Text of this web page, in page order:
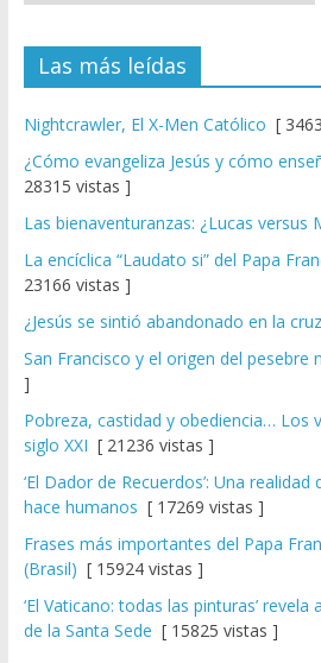
Las más leídas
Nightcrawler, El X-Men Católico [
¿Cómo evangeliza Jesús y cómo
28315 vistas ]
Las bienaventuranzas: ¿Lucas versus
La encíclica “Laudato si” del Papa
23166 vistas ]
¿Jesús se sintió abandonado en la
San Francisco y el origen del pesebre
]
Pobreza, castidad y obediencia… Los
siglo XXI [ 21236 vistas ]
‘El Dador de Recuerdos’: Una
hace humanos [ 17269 vistas ]
Frases más importantes del Papa
(Brasil) [ 15924 vistas ]
‘El Vaticano: todas las pinturas’
de la Santa Sede [ 15825 vistas ]